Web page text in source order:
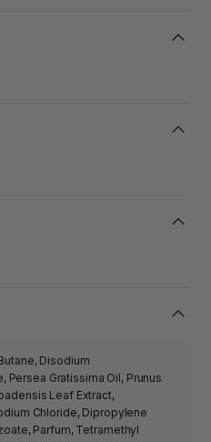
Disodium
Gratissima Oil, Prunus
Leaf Extract,
Chloride, Dipropylene
Parfum, Tetramethyl